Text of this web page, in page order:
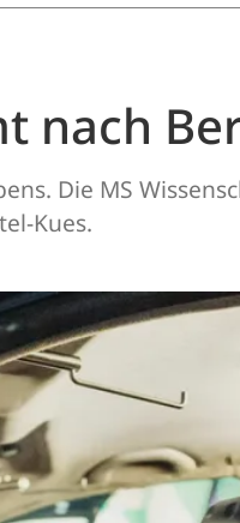
nach
Die MS
Kues.